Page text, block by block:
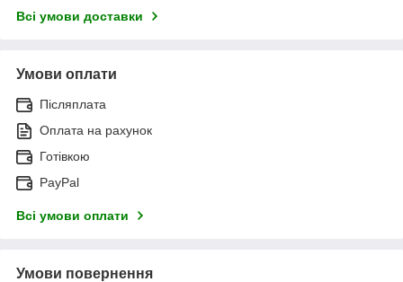
Всі умови доставки
Умови оплати
Післяплата
Оплата на рахунок
Готівкою
PayPal
Всі умови оплати
Умови повернення